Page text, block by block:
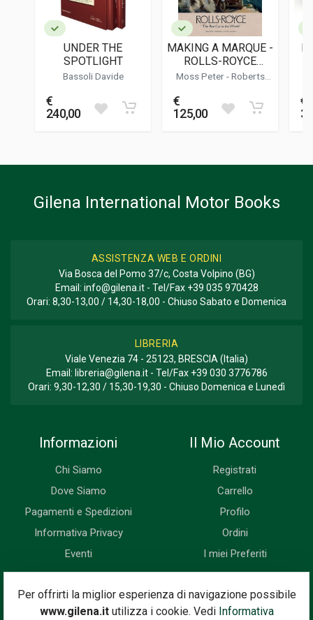
DATA DI STAMPA
12/1973
20 x 25 x 2,5 cm
Informazioni aggiuntive
UNDER THE
SPOTLIGHT
Bassoli Davide
€
240,00
MAKING A MARQUE -
ROLLS-ROYCE
MOTOR CAR
1940
Moss Peter- Roberts
€
125,00
€
Per offrirti la miglior esperienza di navigazione possibile
www.gilena.itutilizza i cookie. Vedi Informativa
Gilena International Motor Books
ASSISTENZA WEB E ORDINI
Via Bosca del Pomo 37/c, Costa Volpino (BG)
Email: info@gilena.it- Tel/Fax +39 035 970428
Orari: 8,30-13,00 / 14,30-18,00 - Chiuso Sabato e Domenica
LIBRERIA
Viale Venezia 74 - 25123, BRESCIA (Italia)
Email: libreria@gilena.it- Tel/Fax +39 030 3776786
Orari: 9,30-12,30 / 15,30-19,30 - Chiuso Domenica e Lunedì
Informazioni
Chi Siamo
Dove Siamo
Pagamenti e Spedizioni
Informativa Privacy
Eventi
Il Mio Account
Registrati
Carrello
Profilo
Ordini
I miei Preferiti
Newsletter